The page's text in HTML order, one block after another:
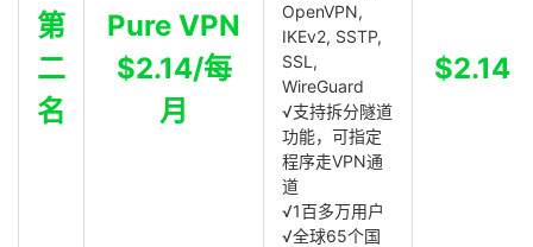
第
二
名
Pure VPN
$2.14/每
月
OpenVPN,
IKEv2, SSTP,
SSL,
WireGuard
√支持拆分隧道
功能，可指定
程序走VPN通
道
√1百多万用户
√全球65个国
$2.14